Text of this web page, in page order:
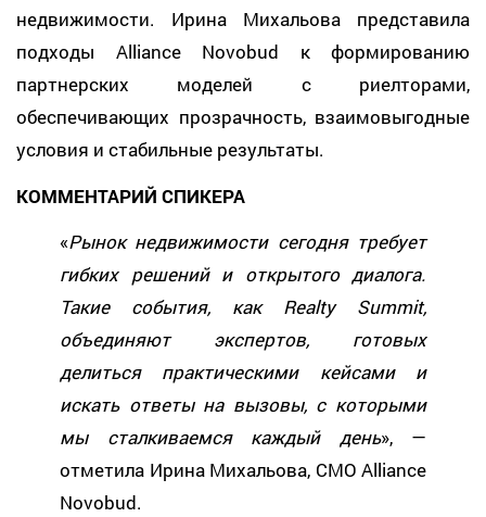
недвижимости. Ирина Михальова представила
подходы Alliance Novobud к формированию
партнерских моделей с риелторами,
обеспечивающих прозрачность, взаимовыгодные
условия и стабильные результаты.
КОММЕНТАРИЙ СПИКЕРА
«Рынок недвижимости сегодня требует
гибких решений и открытого диалога.
Такие события, как Realty Summit,
объединяют экспертов, готовых
делиться практическими кейсами и
искать ответы на вызовы, с которыми
мы сталкиваемся каждый день», —
отметила Ирина Михальова, CMO Alliance
Novobud.